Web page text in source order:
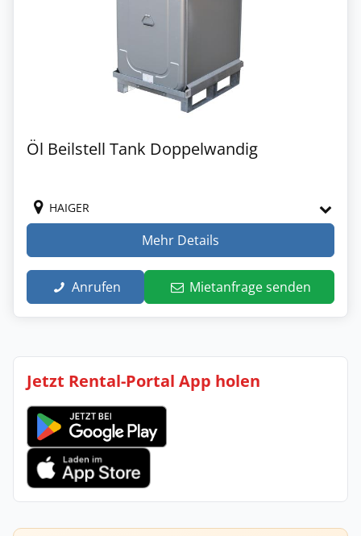
Öl Beilstell Tank Doppelwandig
HAIGER
Mehr Details
Anrufen Mietanfrage senden
Jetzt Rental-Portal App holen